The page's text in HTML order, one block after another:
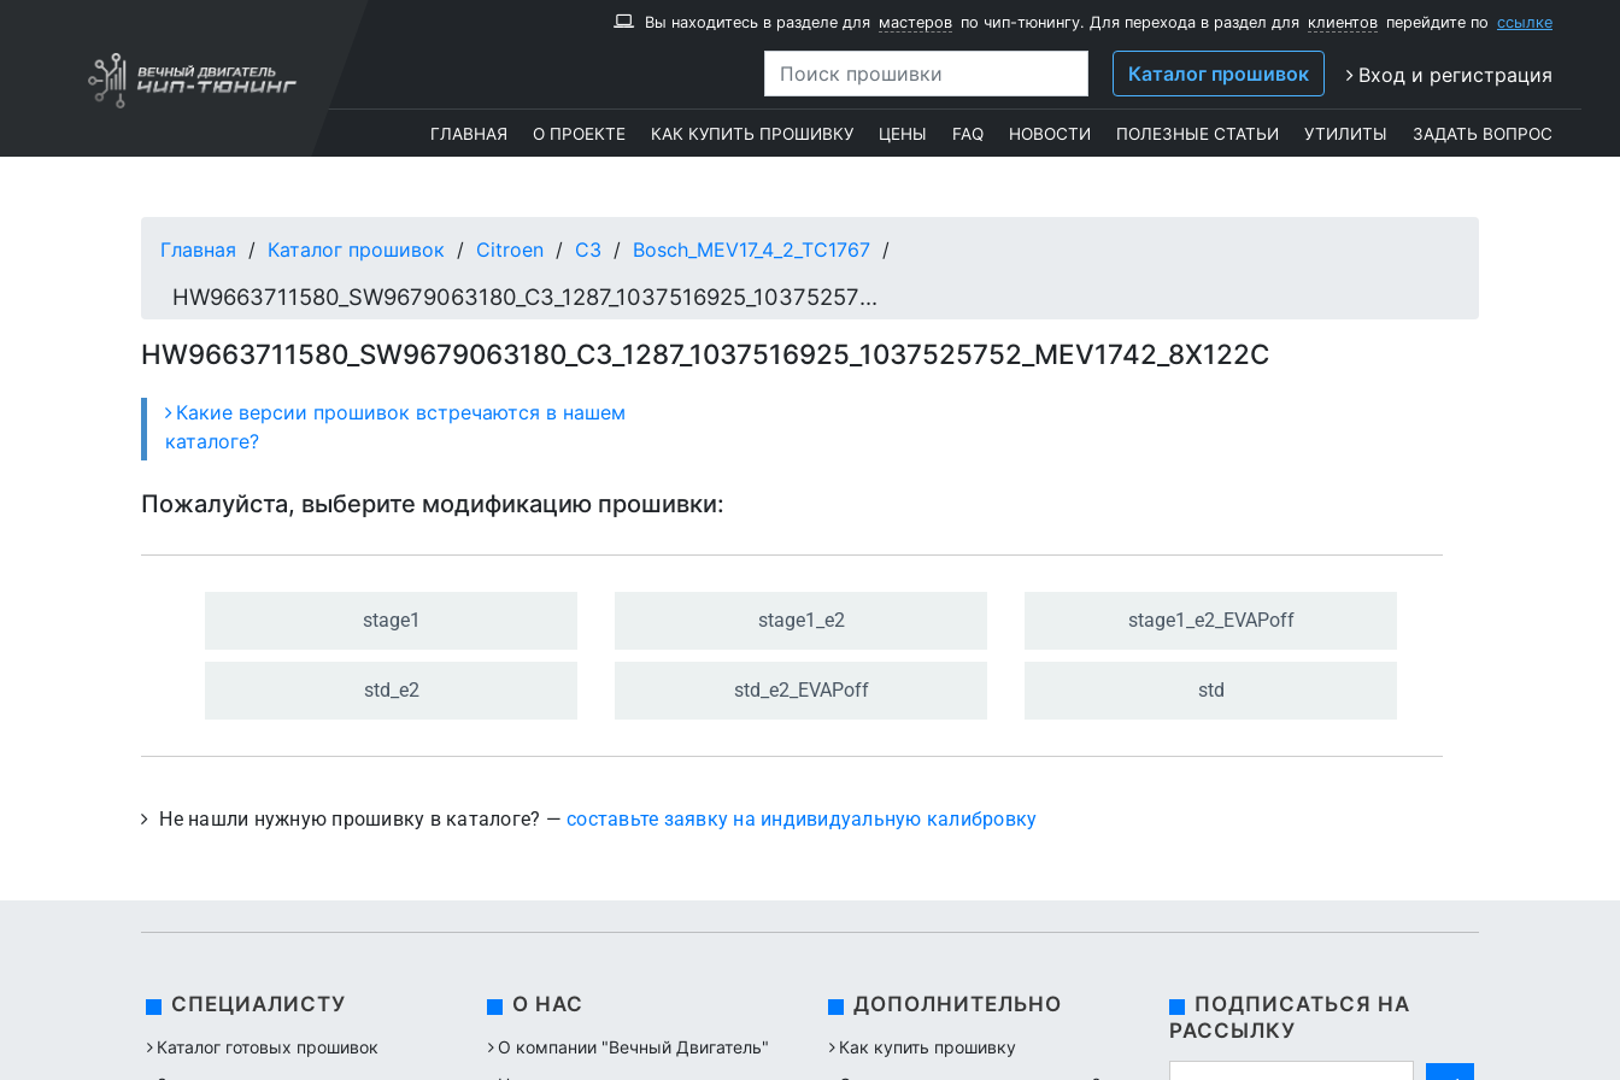
Вы находитесь в разделе для мастеров по чип-тюнингу. Для перехода в раздел для клиентов перейдите по ссылке
Каталог прошивок Вход и регистрация
ГЛАВНАЯ О ПРОЕКТЕ КАК КУПИТЬ ПРОШИВКУ ЦЕНЫ FAQ НОВОСТИ ПОЛЕЗНЫЕ СТАТЬИ УТИЛИТЫ ЗАДАТЬ ВОПРОС
Главная Каталог прошивок Citroen C3 Bosch_MEV17_4_2_TC1767
HW9663711580_SW9679063180_C3_1287_1037516925_1037525752_MEV1742_8X122C
HW9663711580_SW9679063180_C3_1287_1037516925_1037525752_MEV1742_8X122C
Какие версии прошивок встречаются в нашем
каталоге?
Пожалуйста, выберите модификацию прошивки:
stage1 stage1_ e2 stage1_ e2_ EVAPoff
std_ e2 std_ e2_ EVAPoff std
Не нашли нужную прошивку в каталоге? — составьте заявку на индивидуальную калибровку
СПЕЦИАЛИСТУ
Каталог готовых прошивок
О НАС
О компании "Вечный Двигатель"
ДОПОЛНИТЕЛЬНО
Как купить прошивку
ПОДПИСАТЬСЯ НА
РАССЫЛКУ